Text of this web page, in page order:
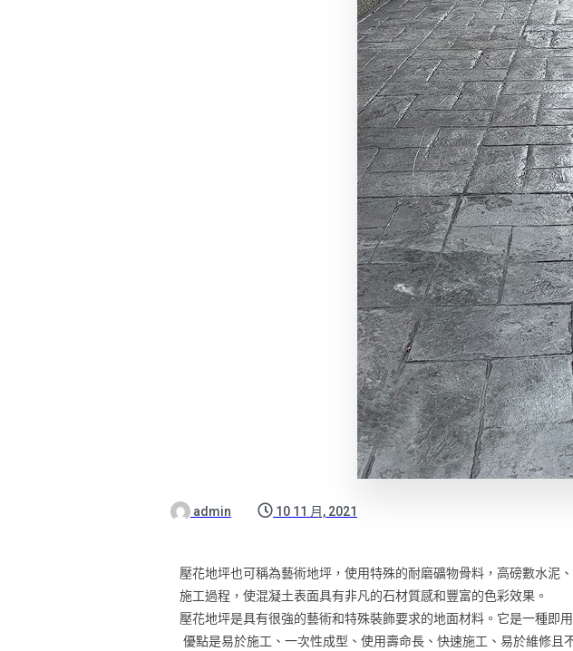
admin 10 11 月, 2021
壓花地坪也可稱為藝術地坪，使用特殊的耐磨礦物骨料，高磅數水泥
施工過程，使混凝土表面具有非凡的石材質感和豐富的色彩效果。
壓花地坪是具有很強的藝術和特殊裝飾要求的地面材料。它是一種即
優點是易於施工、一次性成型、使用壽命長、快速施工、易於維修且